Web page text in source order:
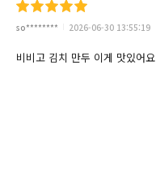
so******** 2026-06-30 13:55:19
비비고 김치 만두 이게 맛있어요